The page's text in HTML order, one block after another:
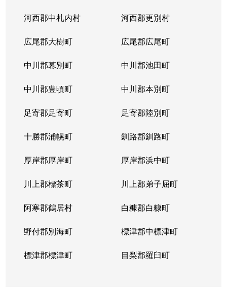
河西郡中札内村 河西郡更別村
広尾郡大樹町 広尾郡広尾町
中川郡幕別町 中川郡池田町
中川郡豊頃町 中川郡本別町
足寄郡足寄町 足寄郡陸別町
十勝郡浦幌町 釧路郡釧路町
厚岸郡厚岸町 厚岸郡浜中町
川上郡標茶町 川上郡弟子屈町
阿寒郡鶴居村 白糠郡白糠町
野付郡別海町 標津郡中標津町
標津郡標津町 目梨郡羅臼町